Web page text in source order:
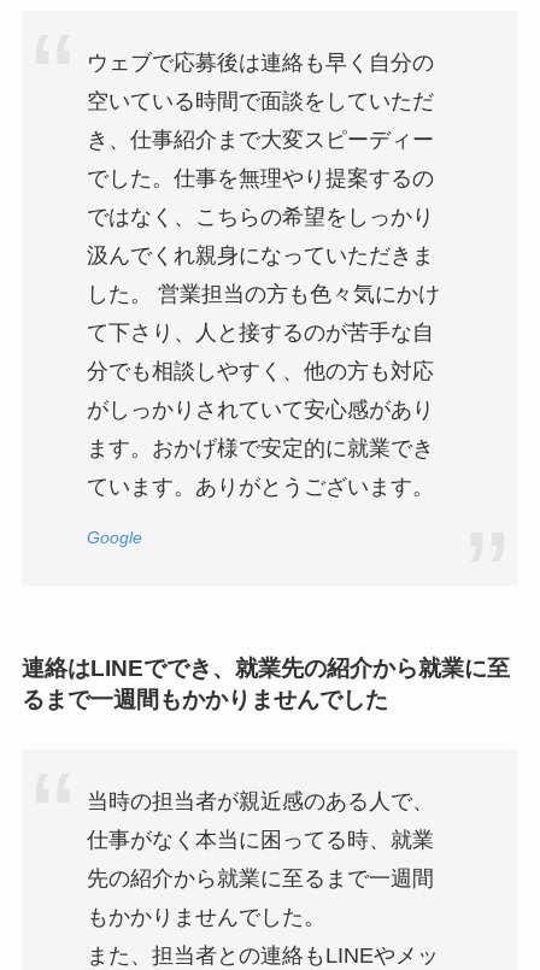
ウェブで応募後は連絡も早く自分の
空いている時間で面談をしていただ
き、仕事紹介まで大変スピーディー
でした。仕事を無理やり提案するの
ではなく、こちらの希望をしっかり
汲んでくれ親身になっていただきま
した。 営業担当の方も色々気にかけ
て下さり、人と接するのが苦手な自
分でも相談しやすく、他の方も対応
がしっかりされていて安心感があり
ます。おかげ様で安定的に就業でき
ています。ありがとうございます。
Google
連絡はLINEででき、就業先の紹介から就業に至
るまで一週間もかかりませんでした
当時の担当者が親近感のある人で、
仕事がなく本当に困ってる時、就業
先の紹介から就業に至るまで一週間
もかかりませんでした。
また、担当者との連絡もLINEやメッ